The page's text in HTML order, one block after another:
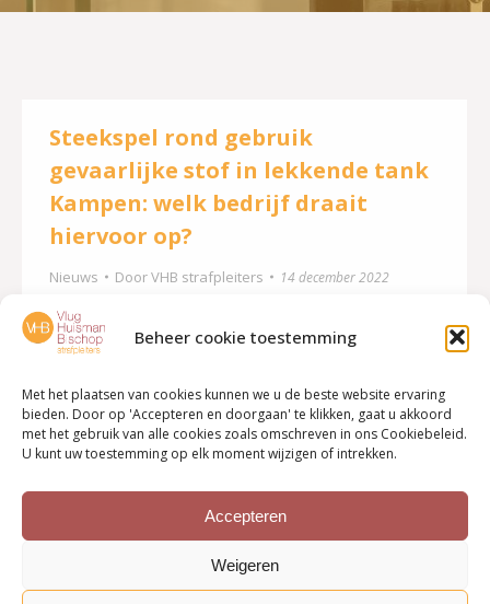
Beheer cookie toestemming
Met het plaatsen van cookies kunnen we u de beste website ervaring
bieden. Door op 'Accepteren en doorgaan' te klikken, gaat u akkoord
met het gebruik van alle cookies zoals omschreven in ons Cookiebeleid.
U kunt uw toestemming op elk moment wijzigen of intrekken.
Accepteren
Weigeren
Steekspel rond gebruik
gevaarlijke stof in lekkende tank
Kampen: welk bedrijf draait
hiervoor op?
Nieuws DoorVHB strafpleiters 14 december 2022
Bij een controle in de Zuiderzeehaven in Kampen
ontdekte een politieman dat de chauffeur van een
bedrijf dat daar geen vergunning voor had. De
bedrijven Graansloot en Wielink Agrarisch
verantwoordelijk te zijn. Lees verder…